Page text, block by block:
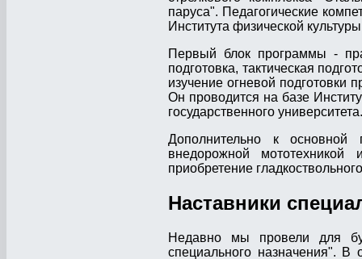
паруса". Педагогические
Института физической
Первый блок программы -
подготовка, тактическая
изучение огневой подготовки
Он проводится на базе
государственного университета.
Дополнительно к основной
внедорожной
приобретение
Наставники
Недавно мы провели для
специального назначения".